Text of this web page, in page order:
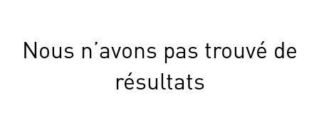
Nous n’avons pas trouvé de
résultats